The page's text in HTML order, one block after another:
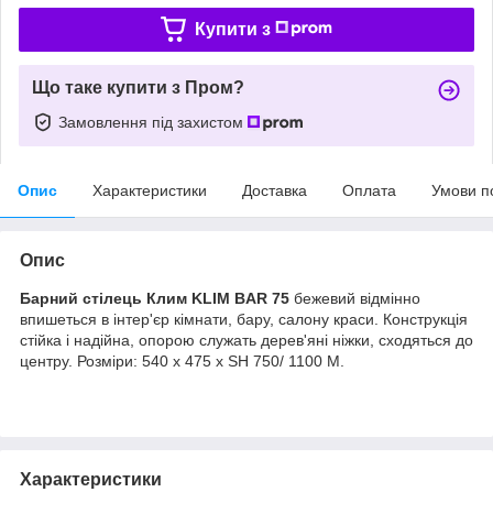
Купити з
Що таке купити з Пром?
Замовлення під захистом
Опис Характеристики Доставка Оплата Умови
Опис
Барний стілець Клим KLIM BAR 75 бежевий відмінно
впишеться в інтер'єр кімнати, бару, салону краси. Конструкція
стійка і надійна, опорою служать дерев'яні ніжки, сходяться до
центру. Розміри: 540 х 475 х SH 750/ 1100 М.
Характеристики